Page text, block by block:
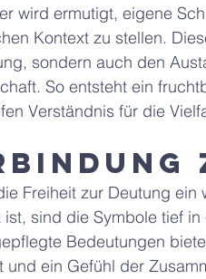
wird ermutigt, eigene
Kontext zu stellen.
sondern auch den
So entsteht ein
Verständnis für die
Freiheit zur Deutung
ist, sind die Symbole tief
Bedeutungen
und ein Gefühl der